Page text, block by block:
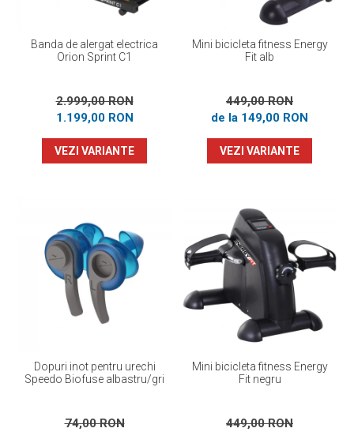
Banda de alergat electrica
Orion Sprint C1
2.999,00 RON
1.199,00 RON
VEZI VARIANTE
Mini bicicleta fitness Energy
Fit alb
449,00 RON
de la 149,00 RON
VEZI VARIANTE
Dopuri inot pentru urechi
Speedo Biofuse albastru/gri
74,00 RON
Mini bicicleta fitness Energy
Fit negru
449,00 RON